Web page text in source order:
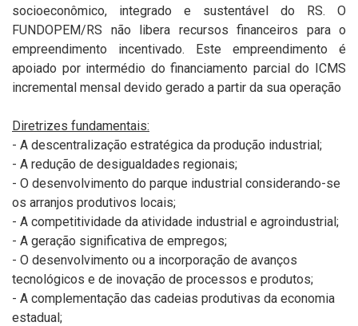
socioeconômico, integrado e sustentável do RS. O
FUNDOPEM/RS não libera recursos financeiros para o
empreendimento incentivado. Este empreendimento é
apoiado por intermédio do financiamento parcial do ICMS
incremental mensal devido gerado a partir da sua operação
Diretrizes fundamentais:
- A descentralização estratégica da produção industrial;
- A redução de desigualdades regionais;
- O desenvolvimento do parque industrial considerando-se
os arranjos produtivos locais;
- A competitividade da atividade industrial e agroindustrial;
- A geração significativa de empregos;
- O desenvolvimento ou a incorporação de avanços
tecnológicos e de inovação de processos e produtos;
- A complementação das cadeias produtivas da economia
estadual;